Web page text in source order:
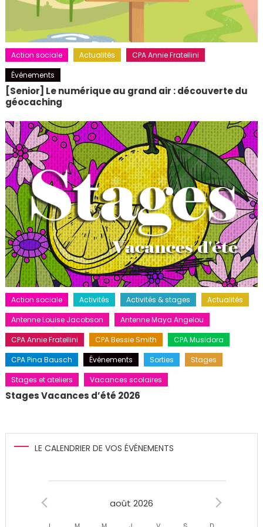
Action sociale Actualités
CPA Annie Fratellini
Événements
[Senior] Le numérique au grand air : découverte du
géocaching
Action sociale Activités Activités & stages
Actualités
Antenne Louise Jacobson
Antenne Maya Angelou
CPA Annie Fratellini
CPA Bessie Smith
CPA Musidora
CPA Pina Bausch
Événements Sorties
Stages
Stages et ateliers
Vacances scolaires
Stages Vacances d’été 2026
LE CALENDRIER DE VOS ÉVÉNEMENTS
août 2026